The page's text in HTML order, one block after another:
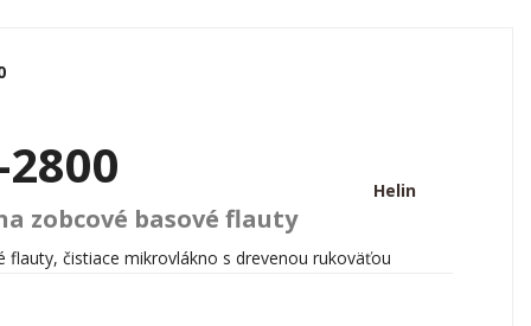
zobcové basové flauty
Helin
flauty, čistiace mikrovlákno s drevenou rukoväťou